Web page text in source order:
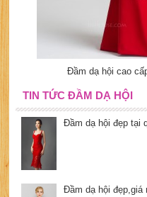
Đầm dạ hội cao
TIN TỨC ĐẦM DẠ HỘI
Đầm dạ hội đẹp tại
Đầm dạ hội đẹp,giá